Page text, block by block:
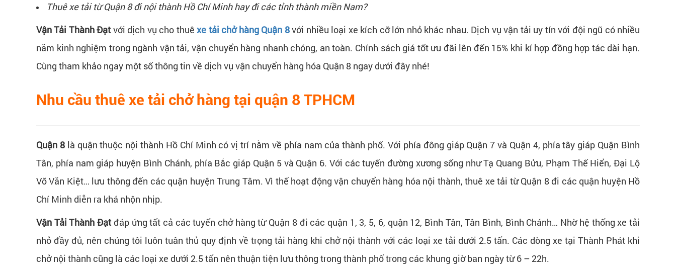
Thuê xe tải từ Quận 8 đi nội thành Hồ Chí Minh hay đi các tỉnh thành miền Nam?
Vận Tải Thành Đạt với dịch vụ cho thuêxe tải chở hàng Quận 8với nhiều loại xe kích cỡ lớn nhỏ khác nhau. Dịch vụ vận tải uy tín với đội ngũ có nhiều
năm kinh nghiệm trong ngành vận tải, vận chuyển hàng nhanh chóng, an toàn. Chính sách giá tốt ưu đãi lên đến 15% khi kí hợp đồng hợp tác dài hạn.
Cùng tham khảo ngay một số thông tin về dịch vụ vận chuyển hàng hóa Quận 8 ngay dưới đây nhé!
Nhu cầu thuê xe tải chở hàng tại quận 8 TPHCM
Quận 8là quận thuộc nội thành Hồ Chí Minh có vị trí nằm về phía nam của thành phố. Với phía đông giáp Quận 7 và Quận 4, phía tây giáp Quận Bình
Tân, phía nam giáp huyện Bình Chánh, phía Bắc giáp Quận 5 và Quận 6. Với các tuyến đường xương sống như Tạ Quang Bửu, Phạm Thế Hiển, Đại Lộ
Võ Văn Kiệt… lưu thông đến các quận huyện Trung Tâm. Vì thế hoạt động vận chuyển hàng hóa nội thành, thuê xe tải từ Quận 8 đi các quận huyện Hồ
Chí Minh diễn ra khá nhộn nhịp.
Vận Tải Thành Đạt đáp ứng tất cả các tuyến chở hàng từ Quận 8 đi các quận 1, 3, 5, 6, quận 12, Bình Tân, Tân Bình, Bình Chánh… Nhờ hệ thống xe tải
nhỏ đầy đủ, nên chúng tôi luôn tuân thủ quy định về trọng tải hàng khi chở nội thành với các loại xe tải dưới 2.5 tấn. Các dòng xe tại Thành Phát khi
chở nội thành cũng là các loại xe dưới 2.5 tấn nên thuận tiện lưu thông trong thành phố trong các khung giờ ban ngày từ 6 – 22h.